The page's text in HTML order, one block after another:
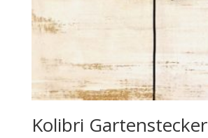
Kolibri Gartenstecker